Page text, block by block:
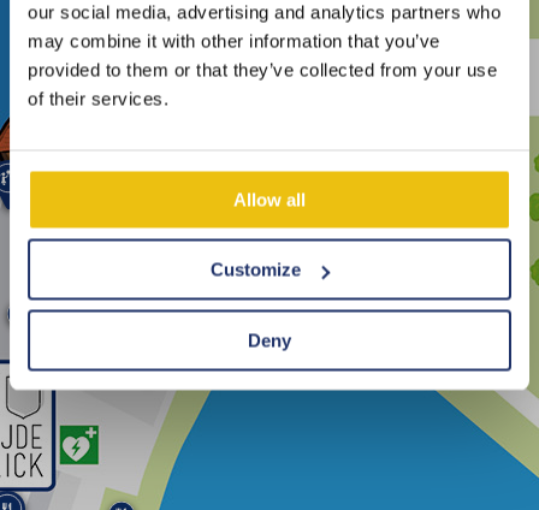
our social media, advertising and analytics partners who
may combine it with other information that you’ve
provided to them or that they’ve collected from your use
of their services.
Allow all
Customize
Deny